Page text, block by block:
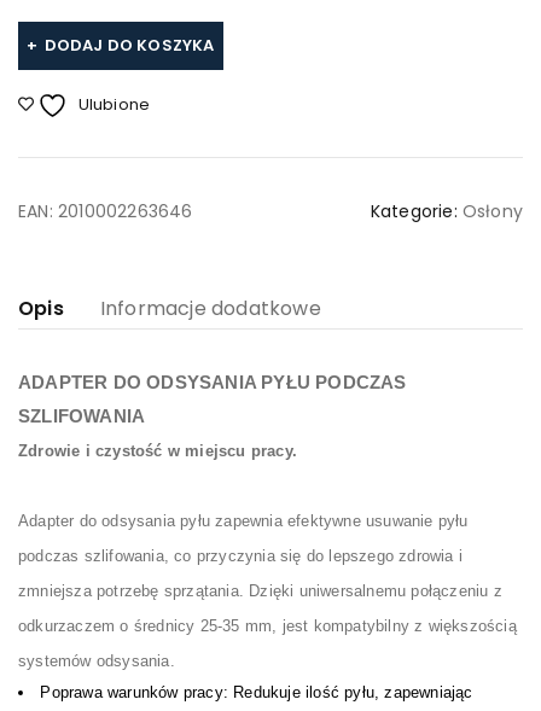
DODAJ DO KOSZYKA
Ulubione
EAN: 2010002263646 Kategorie: Osłony
Opis Informacje dodatkowe
ADAPTER DO ODSYSANIA PYŁU PODCZAS
SZLIFOWANIA
Zdrowie i czystość w miejscu pracy.
Adapter do odsysania pyłu zapewnia efektywne usuwanie pyłu
podczas szlifowania, co przyczynia się do lepszego zdrowia i
zmniejsza potrzebę sprzątania. Dzięki uniwersalnemu połączeniu z
odkurzaczem o średnicy 25-35 mm, jest kompatybilny z większością
systemów odsysania.
Poprawa warunków pracy: Redukuje ilość pyłu, zapewniając